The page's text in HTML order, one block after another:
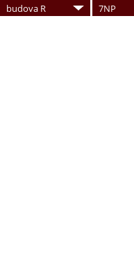
budova R 7NP